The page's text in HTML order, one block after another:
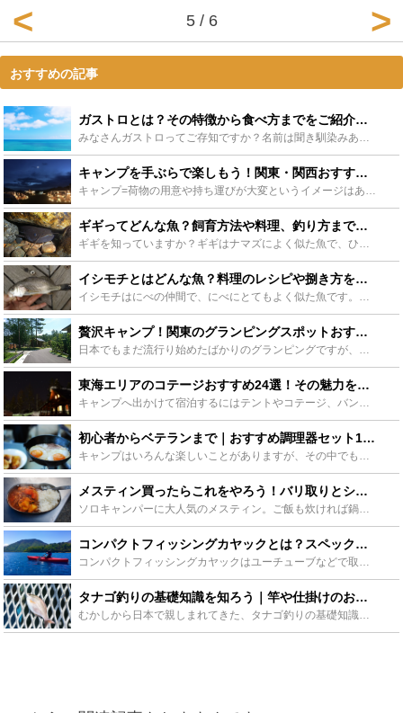
5 / 6
おすすめの記事
ガストロとは？その特徴から食べ方までをご紹介！ - Leisurego(レジャーゴー)
みなさんガストロってご存知ですか？名前は聞き馴染みありませんが、知らないだけで誰もが口にしたことのある魚の一つです。「どんな魚なの？正体は？」という方必見！意外と私たちの生活に深く関わっているガスト...
キャンプを手ぶらで楽しもう！関東・関西おすすめキャンプ場30選 - Leisurego(レジャーゴー)
キャンプ=荷物の用意や持ち運びが大変というイメージはありませんか？挑戦してみたいけど色々な心配ごとでなんとなく二の足を踏んでいる、そんな方にオススメしたい「初めてでも安心・手ぶらでOK・気軽にふらり...
ギギってどんな魚？飼育方法や料理、釣り方まで詳しく紹介します！ - Leisurego(レジャーゴー)
ギギを知っていますか？ギギはナマズによく似た魚で、ひれに毒のあるトゲを持っています。あまり馴染みがないかもしれませんが、実は飼育したり、食べたり、釣りの対象魚としてもとても楽しい魚です。そんなギギに...
イシモチとはどんな魚？料理のレシピや捌き方をご紹介！釣り方も！ - Leisurego(レジャーゴー)
イシモチはにべの仲間で、にべにとてもよく似た魚です。シログチとも呼ばれ、釣りのターゲットとして人気の魚です。そんなイシモチは料理も絶品です。この記事ではイシモチをおいしく食べる捌き方やレシピ、釣り方...
贅沢キャンプ！関東のグランピングスポットおすすめをご紹介 - Leisurego(レジャーゴー)
日本でもまだ流行り始めたばかりのグランピングですが、そもそもグランピングとはどういうものなのか、はたまた、どういった場所を選べばいいのか分からないという方も多いと思います。今回は、関東地方にあるグラ...
東海エリアのコテージおすすめ24選！その魅力を徹底解説 - Leisurego(レジャーゴー)
キャンプへ出かけて宿泊するにはテントやコテージ、バンガロー、ロッジなど様々な選択肢があります。どのスタイルの宿泊施設を選ぶかによってそれぞれ特徴が異なりますが、今回はそのなかでもキャンプ初心者にも安...
初心者からベテランまで｜おすすめ調理器セット15選紹介します！ - Leisurego(レジャーゴー)
キャンプはいろんな楽しいことがありますが、その中でも一番楽しみなのが、野外での料理。せっかくなんだから美味しい料理を食べたい！でも、自宅とは違うからどうすれば？とアウトドア初心者の方は悩みどころです...
メスティン買ったらこれをやろう！バリ取りとシーズニング方法を徹底解説！ - Leisurego(レジャーゴー)
ソロキャンパーに大人気のメスティン。ご飯も炊ければ鍋の代わりにもなって超便利です！ただし、使う前にシーズニングが必要なのはご存知でしたか？シーズニングをしないとせっかくのメスティンも台無し。そこでシ...
コンパクトフィッシングカヤックとは？スペックや便利グッズなどをご紹介！ - Leisurego(レジャーゴー)
コンパクトフィッシングカヤックはユーチューブなどで取り上げられ、今注目を集めて居るカヤックです。携帯性に優れ軽自動車でも持ち運べるので、気軽にカヤックで釣りを楽しめるのが魅力です。この記事ではそんな...
タナゴ釣りの基礎知識を知ろう｜竿や仕掛けのおすすめや場ポイントの紹介 - Leisurego(レジャーゴー)
むかしから日本で親しまれてきた、タナゴ釣りの基礎知識を、竿や仕掛けのおすすめやポイントなどを色々な角度から解説、紹介していきたいと思います。簡単だけど奥の深い、タナゴ釣りの楽しさを知っていただければ...